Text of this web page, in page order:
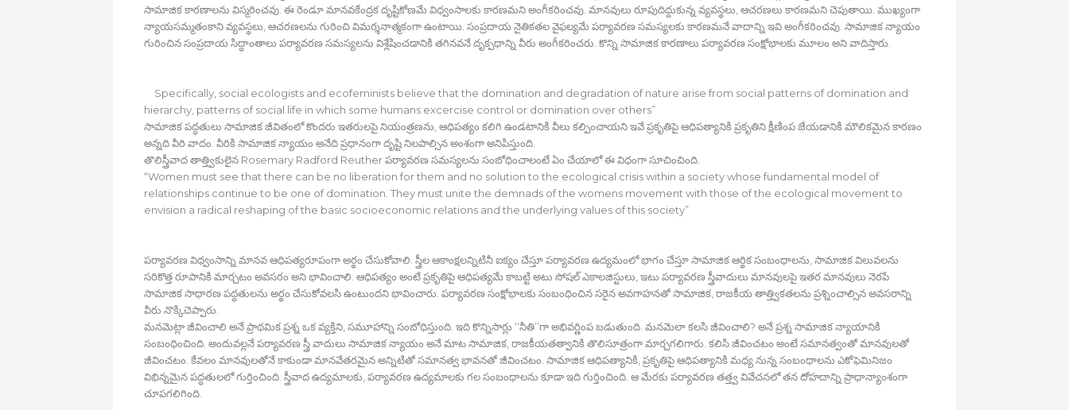
సామాజిక కారణాలను విస్మరించవు. ఈ రెండూ మానవకేంద్రక దృష్టికోణమే విధ్వంసాలకు కారణమని అంగీకరించవు. మానవులు రూపుదిద్దుకున్న వ్యవస్థలు, ఆచరణలు కారణమని చెపుతాయి. ముఖ్యంగా
న్యాయసమ్మతంకాని వ్యవస్థలు, ఆచరణలను గురించి విమర్శనాత్మకంగా ఉంటాయి. సంప్రదాయ నైతికతల వైఫల్యమే పర్యావరణ సమస్యలకు కారణమనే వాదాన్ని ఇవి అంగీకరించవు. సామాజిక న్యాయం
గురించిన సంప్రదాయ సిద్ధాంతాలు పర్యావరణ సమస్యలను విశ్లేషించడానికి తగినవనే దృక్పథాన్ని వీరు అంగీకరించరు. కొన్ని సామాజిక కారణాలు పర్యావరణ సంక్షోభాలకు మూలం అని వాదిస్తారు.
Specifically, social ecologists and ecofeminists believe that the domination and degradation of nature arise from social patterns of domination and
hierarchy, patterns of social life in which some humans excercise control or domination over others”
సామాజిక పద్ధతులు సామాజిక జీవితంలో కొందరు ఇతరులపై నియంత్రణను, ఆధిపత్యం కలిగి ఉండటానికి వీలు కల్పించాయని ఇవే ప్రకృతిపై ఆధిపత్యానికి ప్రకృతిని క్షీణింప జేయడానికి మౌలికమైన కారణం
అన్నది వీరి వాదం. వీరికి సామాజిక న్యాయం అనేది ప్రధానంగా దృష్టి నిలపాల్సిన అంశంగా అనిపిస్తుంది.
తొలిస్త్రీవాద తాత్త్వికులైన Rosemary Radford Reuther పర్యావరణ సమస్యలను సంబోధించాలంటే ఏం చేయాలో ఈ విధంగా సూచించింది.
“Women must see that there can be no liberation for them and no solution to the ecological crisis within a society whose fundamental model of
relationships continue to be one of domination. They must unite the demnads of the womens movement with those of the ecological movement to
envision a radical reshaping of the basic socioeconomic relations and the underlying values of this society”
పర్యావరణ విధ్వంసాన్ని మానవ ఆధిపత్యరూపంగా అర్థం చేసుకోవాలి. స్త్రీల ఆకాంక్షలన్నిటినీ ఐక్యం చేస్తూ పర్యావరణ ఉద్యమంలో భాగం చేస్తూ సామాజిక ఆర్థిక సంబంధాలను, సామాజిక విలువలను
సరికొత్త రూపానికి మార్చటం అవసరం అని భావించాలి. ఆధిపత్యం అంటే ప్రకృతిపై ఆధిపత్యమే కాబట్టి అటు సోషల్‍ ఎకాలజిస్టులు, ఇటు పర్యావరణ స్త్రీవాదులు మానవులపై ఇతర మానవులు నెరపే
సామాజిక సాధారణ పద్ధతులను అర్థం చేసుకోవలసి ఉంటుందని భావించారు. పర్యావరణ సంక్షోభాలకు సంబంధించిన సరైన అవగాహనతో సామాజిక, రాజకీయ తాత్త్వికతలను ప్రశ్నించాల్సిన అవసరాన్ని
వీరు నొక్కిచెప్పారు.
మనమెట్లా జీవించాలి అనే ప్రాథమిక ప్రశ్న ఒక వ్యక్తిని, సమూహాన్ని సంబోధిస్తుంది. ఇది కొన్నిసార్లు ‘‘నీతి’’గా అభివర్ణింప బడుతుంది. మనమెలా కలసి జీవించాలి? అనే ప్రశ్న సామాజిక న్యాయానికి
సంబంధించింది. అందువల్లనే పర్యావరణ స్త్రీ వాదులు సామాజిక న్యాయం అనే మాట సామాజిక, రాజకీయతత్వానికి తొలిసూత్రంగా మార్చగలిగారు. కలిసి జీవించటం అంటే సమానత్వంతో మానవులతో
జీవించటం. కేవలం మానవులతోనే కాకుండా మానవేతరమైన అన్నిటితో సమానత్వ భావనతో జీవించటం. సామాజిక ఆధిపత్యానికి, ప్రకృతిపై ఆధిపత్యానికి మధ్య నున్న సంబంధాలను ఎకోఫెమినిజం
విభిన్నమైన పద్ధతులలో గుర్తించింది. స్త్రీవాద ఉద్యమాలకు, పర్యావరణ ఉద్యమాలకు గల సంబంధాలను కూడా ఇది గుర్తించింది. ఆ మేరకు పర్యావరణ తత్త్వ వివేచనలో తన దోహదాన్ని ప్రాధాన్యాంశంగా
చూపగలిగింది.